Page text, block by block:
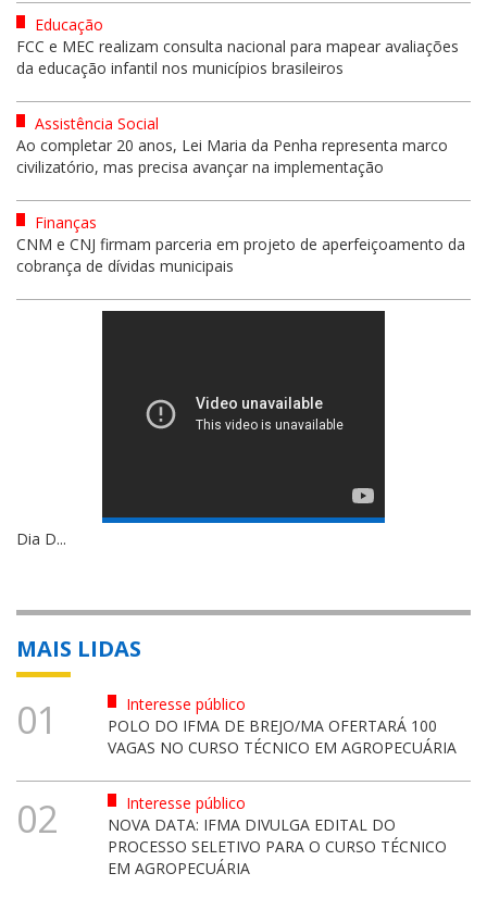
Educação
FCC e MEC realizam consulta nacional para mapear avaliações
da educação infantil nos municípios brasileiros
Assistência Social
Ao completar 20 anos, Lei Maria da Penha representa marco
civilizatório, mas precisa avançar na implementação
Finanças
CNM e CNJ firmam parceria em projeto de aperfeiçoamento da
cobrança de dívidas municipais
Dia D...
MAIS LIDAS
01
Interesse público
POLO DO IFMA DE BREJO/MA OFERTARÁ 100
VAGAS NO CURSO TÉCNICO EM AGROPECUÁRIA
02
Interesse público
NOVA DATA: IFMA DIVULGA EDITAL DO
PROCESSO SELETIVO PARA O CURSO TÉCNICO
EM AGROPECUÁRIA